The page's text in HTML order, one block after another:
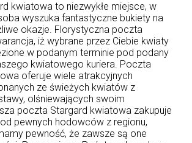
kwiatowa to niezwykłe miejsce, w
wyszuka fantastyczne bukiety na
okazje. Florystyczna poczta
iż wybrane przez Ciebie kwiaty
w podanym terminie pod podany
kwiatowego kuriera. Poczta
oferuje wiele atrakcyjnych
ze świeżych kwiatów z
olśniewających swoim
poczta Stargard kwiatowa zakupuje
pewnych hodowców z regionu,
pewność, że zawsze są one